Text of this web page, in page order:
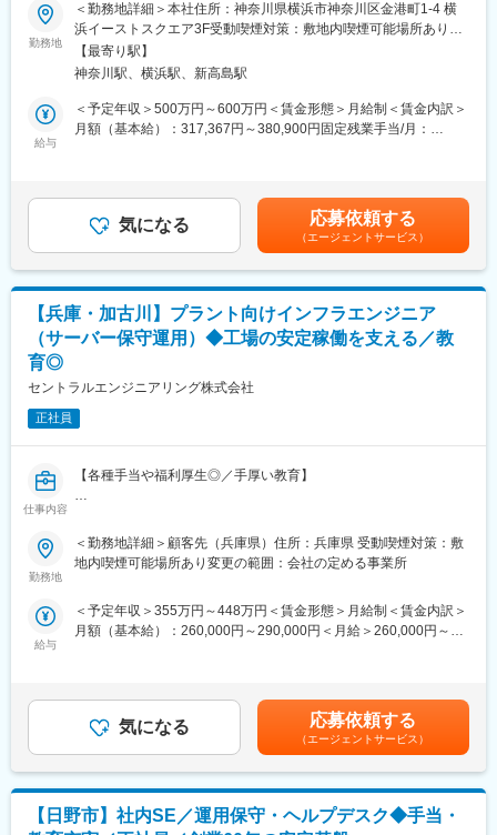
・セキュリティ対策の企画・運用
・ヘルプデスク対応
・ベンダーコントロール
・各部門との要件整理
・システム導入プロジェクト管理
・当グループは人財こそが全てのアウトソーシング業界において
サービスを展開し雇用を拡大していく上で、再度基本的な目線
で“働く”と言う事を捉え、『地域に密着したサービス＝長くその地
域で働くことが出来る』ということで2009年11月より地域分社を
行っております。
・株式会社SMBCキャピタル・パートナーズとの連携により強固
な経営基盤の構築と企業価値向上を目指しております。当社が有
を融合させることで、国内事業基盤を強化・拡大すると共に地域
社会への貢献、社会的価値の創造に取り組む所存です。
変更の範囲：会社の定める業務
■業務概要：
会社の事業拡大および組織拡大に伴い、全国約1,600名規模の体制
へ成長しました。
自社社内で運用中の業務管理システムや各種関連データを主に
Google data portalやMicrosoft powerBI等のダッシュボード上での
視認性やクラウド上での活用の柔軟性を改良・改善頂きます。
要件定義・導入支援への対応を頂きます。その後の運用・保守に
もご対応頂きます。
・マネーフォワード各種サービスの運用・改善
・採用管理システムの運用・活用推進
・Sansanの運用・定着支援
・業務効率化に向けたIT企画・推進
・アカウント管理
・セキュリティ対策の企画・運用
・ベンダーコントロール
・各部門との要件整理
・システム導入プロジェクト管理
・業務フロー改善提案
■当社の魅力：
・当グループは人財こそが全てのアウトソーシング業界において
サービスを展開し雇用を拡大していく上で、再度基本的な目線
・株式会社SMBCキャピタル・パートナーズとの連携により強固
勤務地
＜勤務地詳細＞本社住所：神奈川県横浜市神奈川区金港町1-4 横
浜イーストスクエア3F受動喫煙対策：敷地内喫煙可能場所あり変
更の範囲：会社の定める事業所
【最寄り駅】
神奈川駅、横浜駅、新高島駅
給与
＜予定年収＞500万円～600万円＜賃金形態＞月給制＜賃金内訳＞
月額（基本給）：317,367円～380,900円固定残業手当/月：
昇給：年1回 賃金はあくまでも目安の金額であり、選考を通じて
上下する可能性があります。月給(月額)は固定手当を含めた表記で
す。
気になる 応募依頼する
（エージェントサービス）
【兵庫・加古川】プラント向けインフラエンジニア
（サーバー保守運用）◆工場の安定稼働を支える／教
育◎
セントラルエンジニアリング株式会社
正社員
仕事内容
【各種手当や福利厚生◎／手厚い教育】
製鉄所内のITインフラを支えるエンジニアとして、各工場の操業
データを扱うPC端末やネットワーク機器の保守・運用を担当しま
■具体的には：
◇現場からの問い合わせ対応・トラブルシュート
◇定期メンテナンスおよび改善対応
■当社の魅力：
◎教育研修制度
自社研修施設では、各分野で豊富な経験を持つエキスパート講師
勤務地
＜勤務地詳細＞顧客先（兵庫県）住所：兵庫県 受動喫煙対策：敷
地内喫煙可能場所あり変更の範囲：会社の定める事業所
給与
＜予定年収＞355万円～448万円＜賃金形態＞月給制＜賃金内訳＞
月額（基本給）：260,000円～290,000円＜月給＞260,000円～
じて上下する可能性があります。月給(月額)は固定手当を含めた表
記です。気になる 応募依頼する
（エージェントサービス）
【日野市】社内SE／運用保守・ヘルプデスク◆手当・